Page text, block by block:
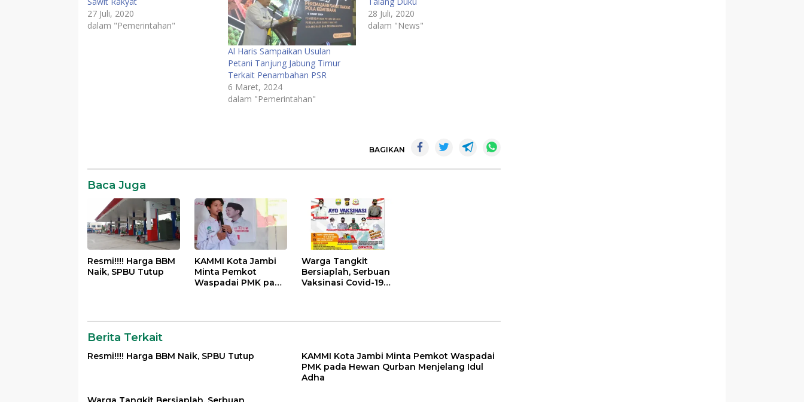
27 Juli, 2020
dalam "Pemerintahan"
Al Haris Sampaikan Usulan
Petani Tanjung Jabung Timur
Terkait Penambahan PSR
6 Maret, 2024
dalam "Pemerintahan"
28 Juli, 2020
dalam "News"
Komentar
BAGIKAN
Baca Juga
Resmi!!!! Harga BBM
Naik, SPBU Tutup
KAMMI Kota Jambi
Minta Pemkot
Waspadai PMK pada
Warga Tangkit
Bersiaplah, Serbuan
Vaksinasi Covid-19
Berita Terkait
Resmi!!!! Harga BBM Naik, SPBU Tutup
KAMMI Kota Jambi Minta Pemkot Waspadai
PMK pada Hewan Qurban Menjelang Idul
Adha